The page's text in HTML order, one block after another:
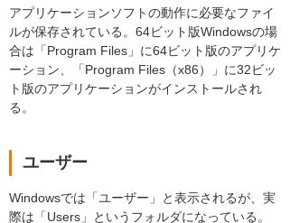
アプリケーションソフトの動作に必要なファイ
ルが保存されている。64ビット版Windowsの場
合は「Program Files」に64ビット版のアプリケ
ーション、「Program Files（x86）」に32ビッ
ト版のアプリケーションがインストールされ
る。
ユーザー
Windowsでは「ユーザー」と表示されるが、実
際は「Users」というフォルダになっている。